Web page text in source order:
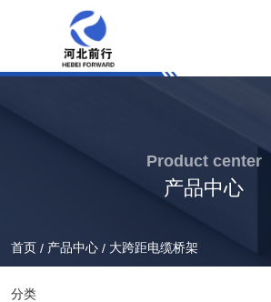
Product center
产品中心
首页 / 产品中心 / 大跨距电缆桥架
分类